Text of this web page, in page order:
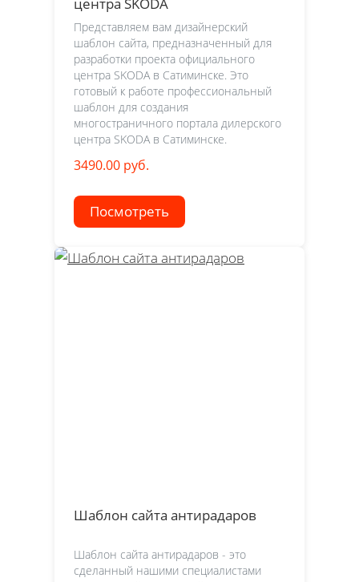
центра SKODA
Представляем вам дизайнерский
шаблон сайта, предназначенный для
разработки проекта официального
центра SKODA в Сатиминске. Это
готовый к работе профессиональный
шаблон для создания
многостраничного портала дилерского
центра SKODA в Сатиминске.
3490.00 руб.
Посмотреть
Шаблон сайта антирадаров
Шаблон сайта антирадаров - это
сделанный нашими специалистами